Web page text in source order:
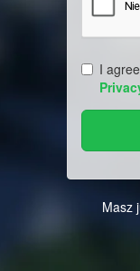
I
Masz